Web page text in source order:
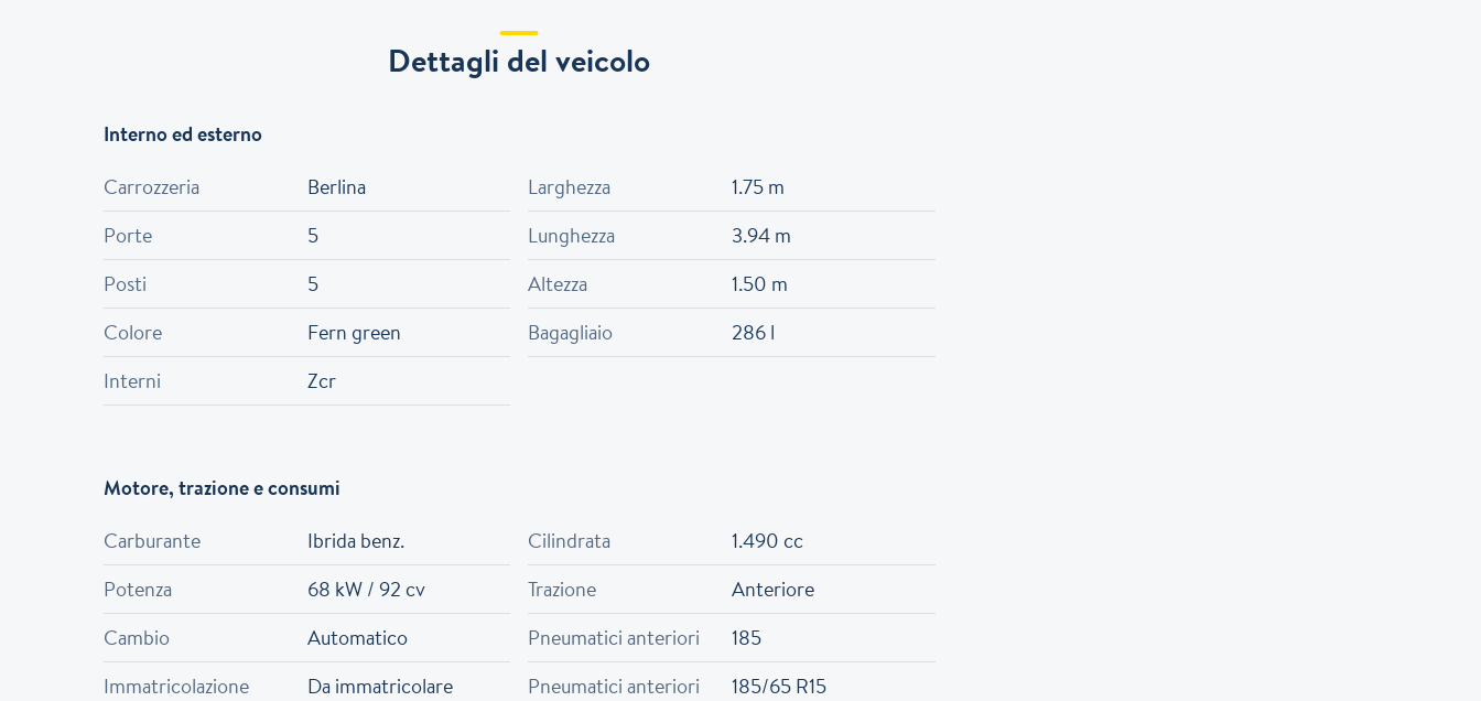
Dettagli del veicolo
Interno ed esterno
Carrozzeria
Berlina
Porte
5
Posti
5
Colore
Fern green
Interni
Zcr
Larghezza
1.75 m
Lunghezza
3.94 m
Altezza
1.50 m
Bagagliaio
286 l
Motore, trazione e consumi
Carburante
Ibrida benz.
Potenza
68 kW / 92 cv
Cambio
Automatico
Immatricolazione
Da immatricolare
Cilindrata
1.490 cc
Trazione
Anteriore
Pneumatici anteriori
185
Pneumatici anteriori
185/65 R15